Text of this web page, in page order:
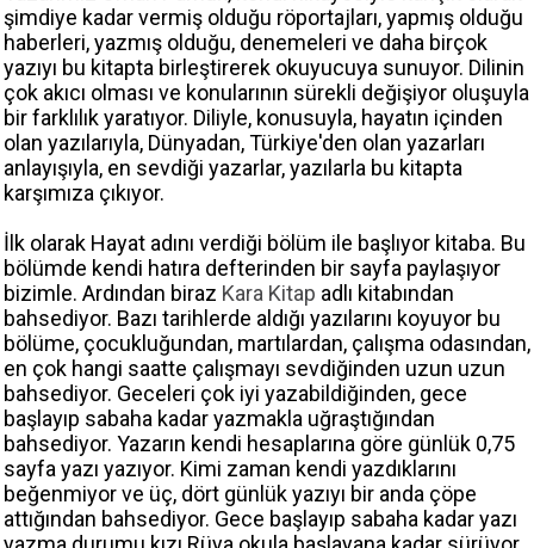
şimdiye kadar vermiş olduğu röportajları, yapmış olduğu
haberleri, yazmış olduğu, denemeleri ve daha birçok
yazıyı bu kitapta birleştirerek okuyucuya sunuyor. Dilinin
çok akıcı olması ve konularının sürekli değişiyor oluşuyla
bir farklılık yaratıyor. Diliyle, konusuyla, hayatın içinden
olan yazılarıyla, Dünyadan, Türkiye'den olan yazarları
anlayışıyla, en sevdiği yazarlar, yazılarla bu kitapta
karşımıza çıkıyor.
İlk olarak Hayat adını verdiği bölüm ile başlıyor kitaba. Bu
bölümde kendi hatıra defterinden bir sayfa paylaşıyor
bizimle. Ardından biraz Kara Kitap adlı kitabından
bahsediyor. Bazı tarihlerde aldığı yazılarını koyuyor bu
bölüme, çocukluğundan, martılardan, çalışma odasından,
en çok hangi saatte çalışmayı sevdiğinden uzun uzun
bahsediyor. Geceleri çok iyi yazabildiğinden, gece
başlayıp sabaha kadar yazmakla uğraştığından
bahsediyor. Yazarın kendi hesaplarına göre günlük 0,75
sayfa yazı yazıyor. Kimi zaman kendi yazdıklarını
beğenmiyor ve üç, dört günlük yazıyı bir anda çöpe
attığından bahsediyor. Gece başlayıp sabaha kadar yazı